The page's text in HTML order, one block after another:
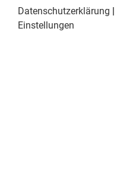
Datenschutzerklärung |
Einstellungen